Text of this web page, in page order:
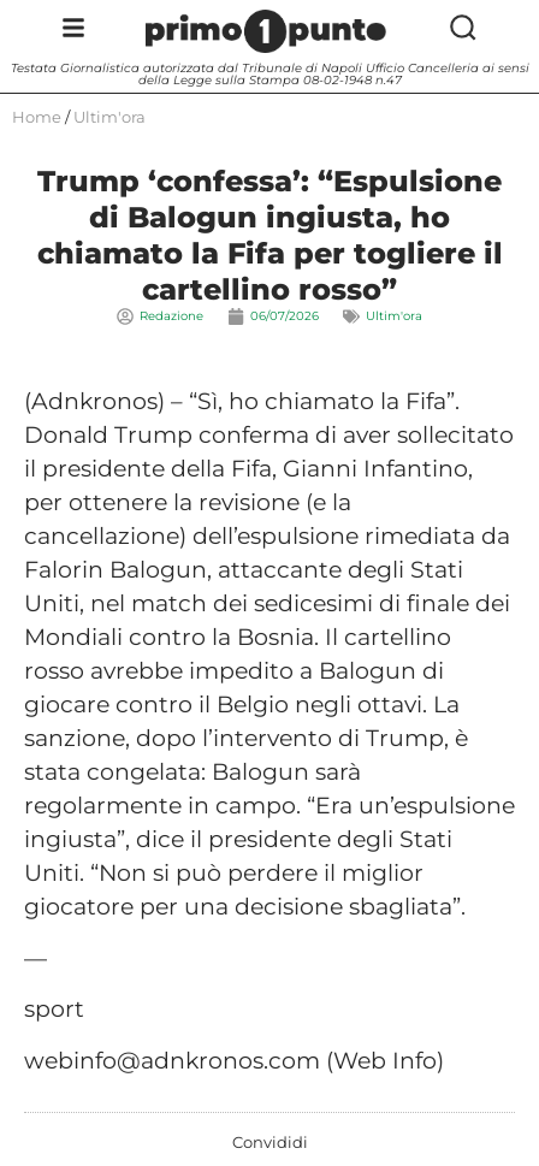
Testata Giornalistica autorizzata dal Tribunale di Napoli Ufficio Cancelleria ai sensi
della Legge sulla Stampa 08-02-1948 n.47
Home / Ultim'ora
Trump ‘confessa’: “Espulsione
di Balogun ingiusta, ho
chiamato la Fifa per togliere il
cartellino rosso”
Redazione 06/07/2026 Ultim'ora
(Adnkronos) – “Sì, ho chiamato la Fifa”.
Donald Trump conferma di aver sollecitato
il presidente della Fifa, Gianni Infantino,
per ottenere la revisione (e la
cancellazione) dell’espulsione rimediata da
Falorin Balogun, attaccante degli Stati
Uniti, nel match dei sedicesimi di finale dei
Mondiali contro la Bosnia. Il cartellino
rosso avrebbe impedito a Balogun di
giocare contro il Belgio negli ottavi. La
sanzione, dopo l’intervento di Trump, è
stata congelata: Balogun sarà
regolarmente in campo. “Era un’espulsione
ingiusta”, dice il presidente degli Stati
Uniti. “Non si può perdere il miglior
giocatore per una decisione sbagliata”.
—
sport
webinfo@adnkronos.com (Web Info)
Convididi